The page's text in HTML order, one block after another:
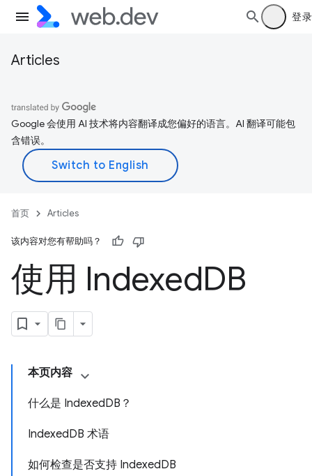
登录
Articles
Google 会使用 AI 技术将内容翻译成您偏好的语言。AI 翻译可能包
含错误。
首页 Articles
该内容对您有帮助吗？
使用 IndexedDB
本页内容
什么是 IndexedDB？
IndexedDB 术语
如何检查是否支持 IndexedDB